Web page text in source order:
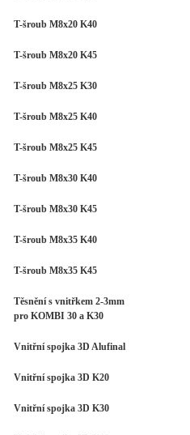
T-šroub M8x20 K40
T-šroub M8x20 K45
T-šroub M8x25 K30
T-šroub M8x25 K40
T-šroub M8x25 K45
T-šroub M8x30 K40
T-šroub M8x30 K45
T-šroub M8x35 K40
T-šroub M8x35 K45
Těsnění s vnitřkem 2-3mm
pro KOMBI 30 a K30
Vnitřní spojka 3D Alufinal
Vnitřní spojka 3D K20
Vnitřní spojka 3D K30